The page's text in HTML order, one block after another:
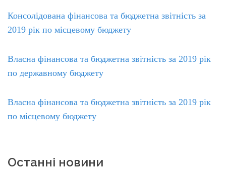
Консолідована фінансова та бюджетна звітність за
2019 рік по місцевому бюджету
Власна фінансова та бюджетна звітність за 2019 рік
по державному бюджету
Власна фінансова та бюджетна звітність за 2019 рік
по місцевому бюджету
Останні новини